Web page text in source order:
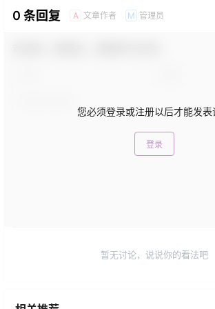
0 条回复 A 文章作者 M 管理员
您必须登录或注册以后才能发表
登录
暂无讨论，说说你的看法吧